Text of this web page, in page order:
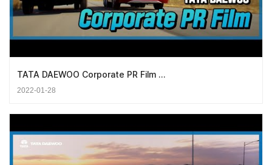
TATA DAEWOO Corporate PR Film …
2022-01-28